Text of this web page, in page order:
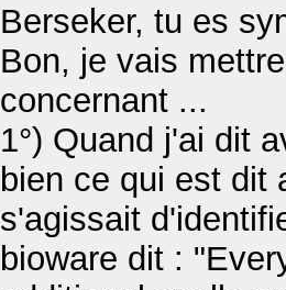
Berseker, tu es
Bon, je vais
concernant ...
1°) Quand j'ai dit
bien ce qui est dit
s'agissait
bioware dit :